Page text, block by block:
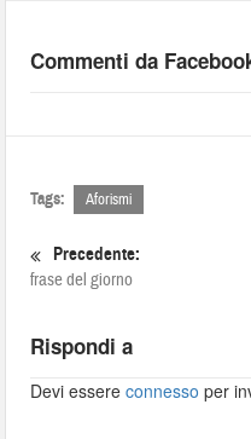
Commenti da
Tags: Aforismi
Precedente:
frase del giorno
Rispondi a
Devi essereconnesso per